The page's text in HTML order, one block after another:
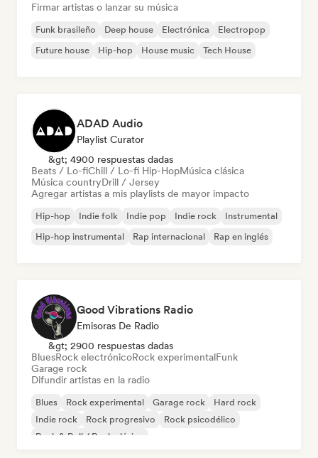
Firmar artistas o lanzar su música
Funk brasileño Deep house Electrónica
Electropop
Future house
Hip-hop House music Tech House
ADAD Audio
Playlist Curator
&gt; 4900 respuestas dadas
Beats / Lo-fiChill / Lo-fi Hip-HopMúsica clásica
Música countryDrill / Jersey
Agregar artistas a mis playlists de mayor impacto
Hip-hop Indie folk Indie pop Indie rock
Instrumental
Hip-hop instrumental
Rap internacional Rap en inglés
Good Vibrations Radio
Emisoras De Radio
&gt; 2900 respuestas dadas
BluesRock electrónicoRock experimentalFunk
Garage rock
Difundir artistas en la radio
Blues Rock experimental Garage rock
Hard rock
Indie rock
Rock progresivo
Rock psicodélico
Rock & Roll / Rock clásico